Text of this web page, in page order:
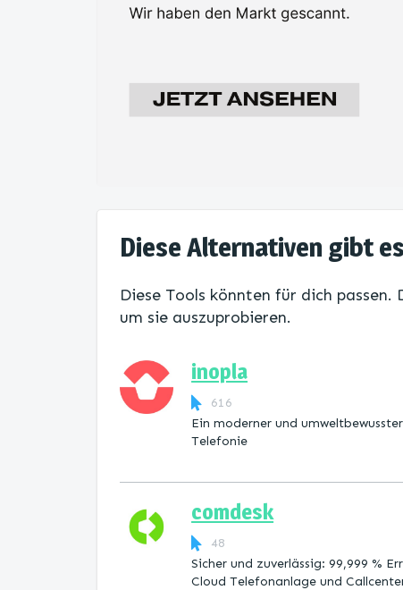
Diese Alternativen gibt
Diese Tools könnten für dich
um sie auszuprobieren.
inopla
616
Ein moderner und
Telefonie
comdesk
48
Sicher und zuverlässig: 99,999 %
Cloud Telefonanlage und